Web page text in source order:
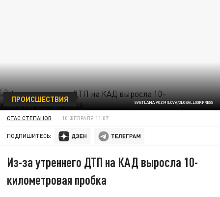
SVETLANA VOZMILOVA/GLOBALLOOKPRESS
ПРОИСШЕСТВИЯ
СТАС СТЕПАНОВ 10 ФЕВРАЛЯ 11:07
ПОДПИШИТЕСЬ:
Из-за утреннего ДТП на КАД выросла 10-
километровая пробка